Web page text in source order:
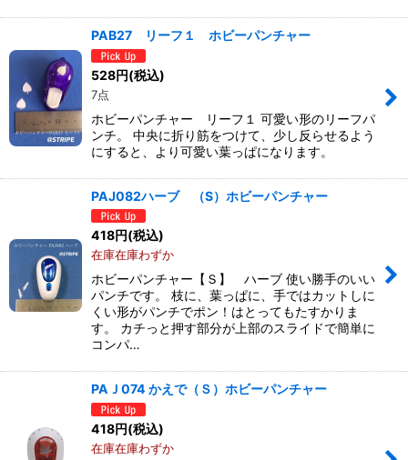
PAB27 リーフ１ ホビーパンチャー
528円(税込)
7点
ホビーパンチャー リーフ１ 可愛い形のリーフパ
ンチ。 中央に折り筋をつけて、少し反らせるよう
にすると、より可愛い葉っぱになります。
PAJ082ハーブ （S）ホビーパンチャー
418円(税込)
在庫在庫わずか
ホビーパンチャー【Ｓ】 ハーブ 使い勝手のいい
パンチです。 枝に、葉っぱに、手ではカットしに
くい形がパンチでポン！はとってもたすかりま
す。 カチっと押す部分が上部のスライドで簡単に
コンパ…
PAＪ074 かえで（Ｓ）ホビーパンチャー
418円(税込)
在庫在庫わずか